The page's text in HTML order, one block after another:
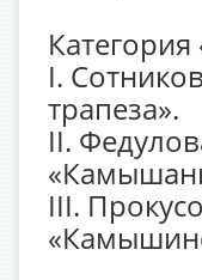
I.
трапеза».
II.
III.